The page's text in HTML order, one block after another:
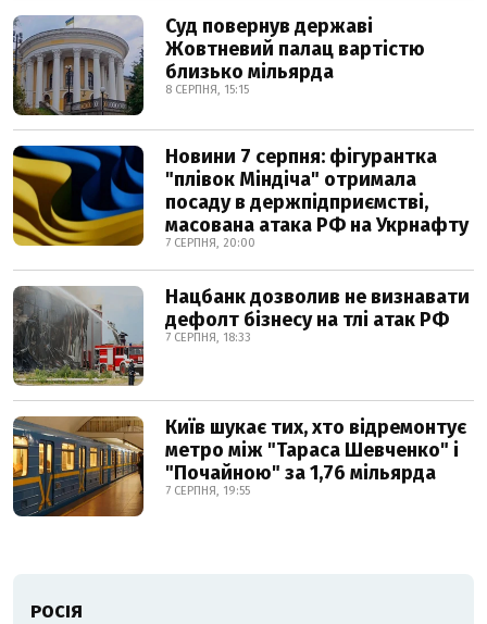
Суд повернув державі
Жовтневий палац вартістю
близько мільярда
8 СЕРПНЯ, 15:15
Новини 7 серпня: фігурантка
"плівок Міндіча" отримала
посаду в держпідприємстві,
масована атака РФ на Укрнафту
7 СЕРПНЯ, 20:00
Нацбанк дозволив не визнавати
дефолт бізнесу на тлі атак РФ
7 СЕРПНЯ, 18:33
Київ шукає тих, хто відремонтує
метро між "Тараса Шевченко" і
"Почайною" за 1,76 мільярда
7 СЕРПНЯ, 19:55
РОСІЯ